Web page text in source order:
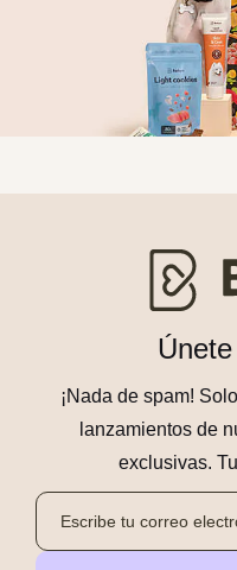
¡Nada de spam!
lanzamientos de
exclusivas.